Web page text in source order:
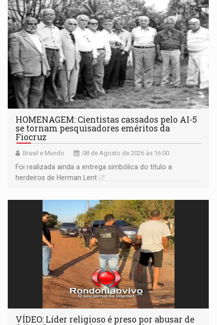
HOMENAGEM: Cientistas cassados pelo AI-5
se tornam pesquisadores eméritos da
Fiocruz
Brasil e Mundo 08 de Agosto de 2026 às 16:00
Foi realizada ainda a entrega simbólica do título a
herdeiros de Herman Lent
VÍDEO: Líder religioso é preso por abusar de